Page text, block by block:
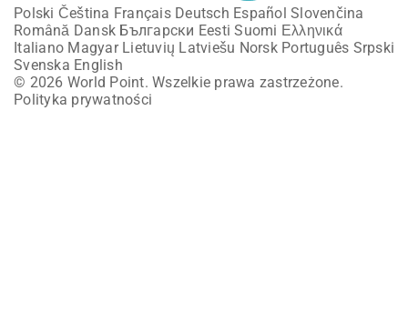
Polski Čeština Français Deutsch Español Slovenčina
Română Dansk Български Eesti Suomi Ελληνικά
Italiano Magyar Lietuvių Latviešu Norsk Português Srpski
Svenska English
© 2026 World Point. Wszelkie prawa zastrzeżone.
Polityka prywatności